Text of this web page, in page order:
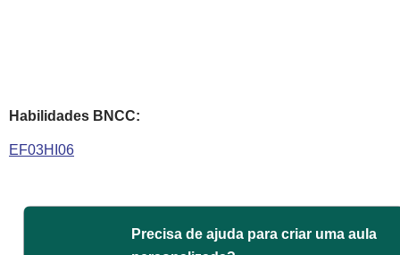
Habilidades BNCC:
EF03HI06
Precisa de ajuda para criar uma aula